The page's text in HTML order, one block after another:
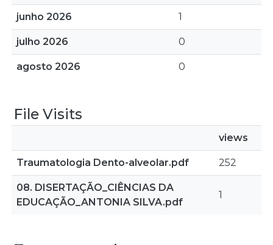
junho 2026 1
julho 2026 0
agosto 2026 0
File Visits
views
Traumatologia Dento-alveolar.pdf 252
08. DISERTAÇÃO_CIÊNCIAS DA
EDUCAÇÃO_ANTONIA SILVA.pdf
1